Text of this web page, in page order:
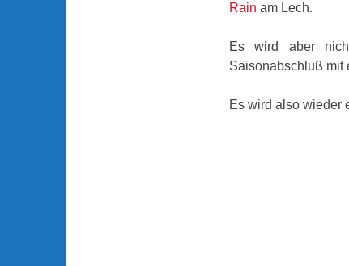
Rain am Lech.
Es wird aber
Saisonabschluß mit
Es wird also wieder